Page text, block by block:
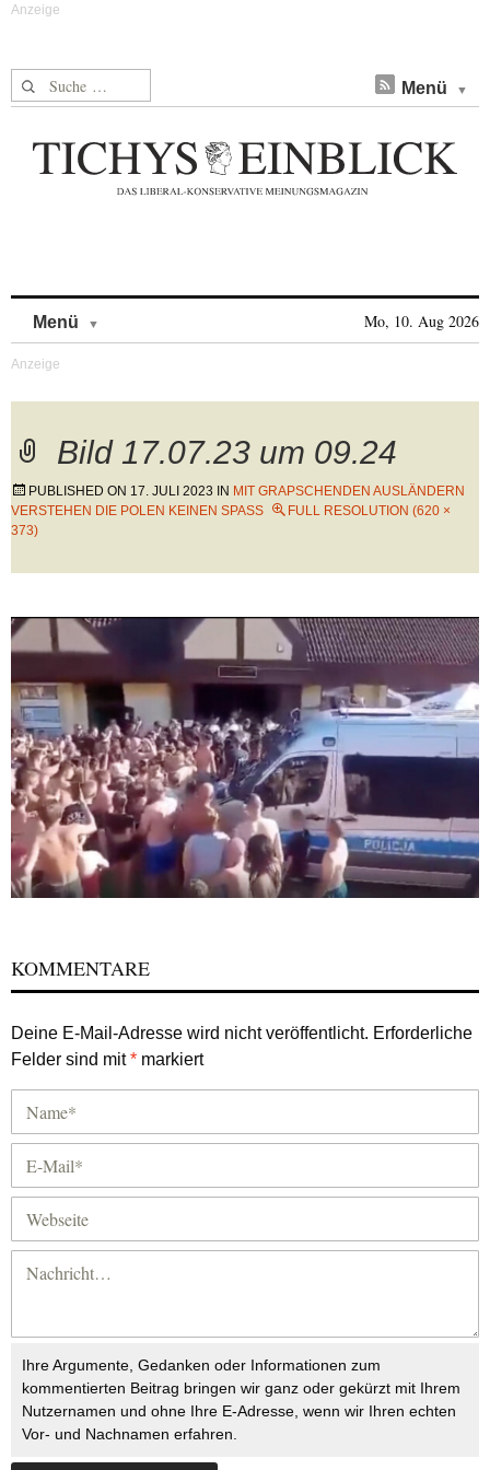
Suche nach: Menü
Menü Mo, 10. Aug 2026
Bild 17.07.23 um 09.24
PUBLISHED ON 17. JULI 2023 IN MIT GRAPSCHENDEN AUSLÄNDERN
VERSTEHEN DIE POLEN KEINEN SPASS
FULL RESOLUTION (620 ×
373)
KOMMENTARE
Deine E-Mail-Adresse wird nicht veröffentlicht. Erforderliche
Felder sind mit* markiert
Ihre Argumente, Gedanken oder Informationen zum
kommentierten Beitrag bringen wir ganz oder gekürzt mit Ihrem
Nutzernamen und ohne Ihre E-Adresse, wenn wir Ihren echten
Vor- und Nachnamen erfahren.